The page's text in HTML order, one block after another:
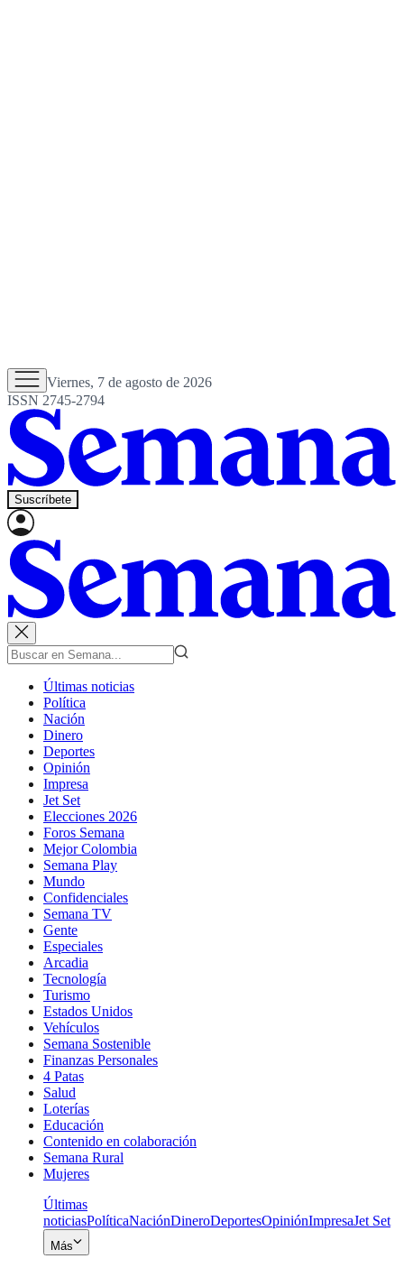
Viernes, 7 de agosto de 2026
ISSN 2745-2794
Suscríbete
Últimas noticias
Política
Nación
Dinero
Deportes
Opinión
Impresa
Jet Set
Elecciones 2026
Foros Semana
Mejor Colombia
Semana Play
Mundo
Confidenciales
Semana TV
Gente
Especiales
Arcadia
Tecnología
Turismo
Estados Unidos
Vehículos
Semana Sostenible
Finanzas Personales
4 Patas
Salud
Loterías
Educación
Contenido en colaboración
Semana Rural
Mujeres
Últimas
noticiasPolíticaNaciónDineroDeportesOpiniónImpresaJet Set
Más